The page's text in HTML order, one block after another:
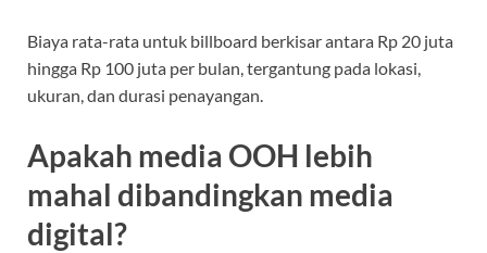
Biaya rata-rata untuk billboard berkisar antara Rp 20 juta
hingga Rp 100 juta per bulan, tergantung pada lokasi,
ukuran, dan durasi penayangan.
Apakah media OOH lebih
mahal dibandingkan media
digital?